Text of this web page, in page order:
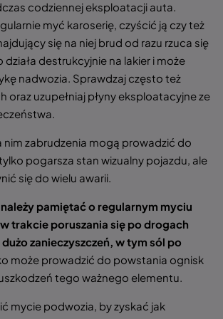
codziennej eksploatacji auta.
myć karoserię, czyścić ją czy też
się na niej brud od razu rzuca się
destrukcyjnie na lakier i może
nadwozia. Sprawdzaj często też
oraz uzupełniaj płyny eksploatacyjne ze
nim zabrudzenia mogą prowadzić do
pogarsza stan wizualny pojazdu, ale
się do wielu awarii.
pamiętać o regularnym myciu
trakcie poruszania się po drogach
zanieczyszczeń, w tym sól po
może prowadzić do powstania ognisk
tego ważnego elementu.
mycie podwozia, by zyskać jak